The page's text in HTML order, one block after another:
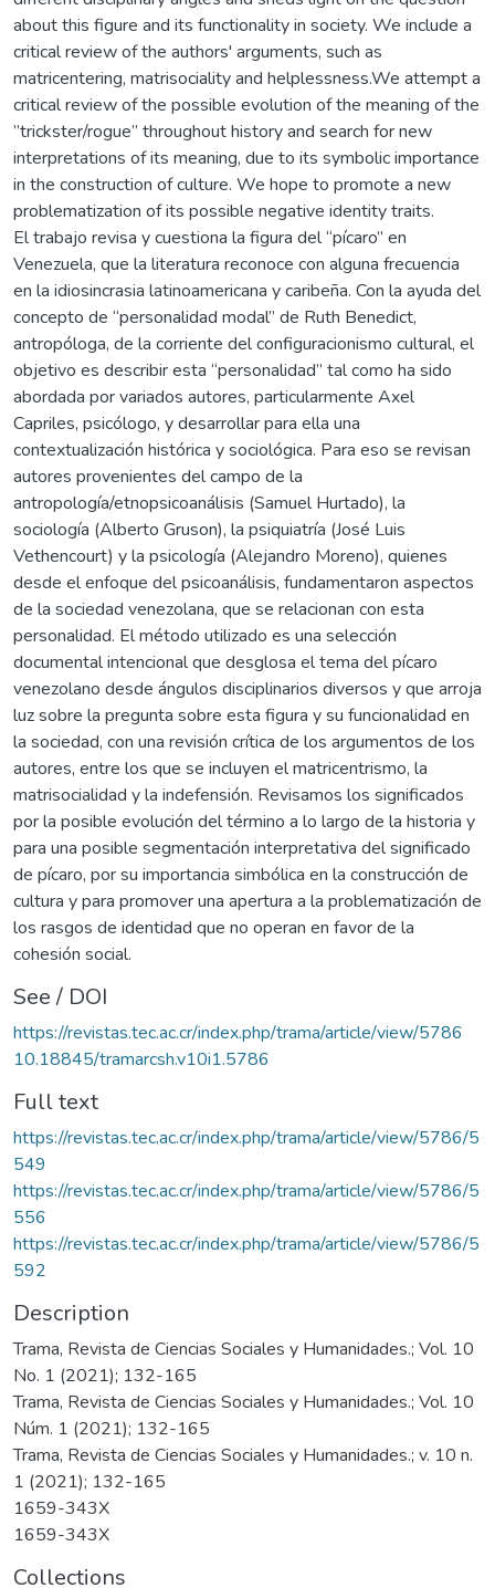
about this figure and its functionality in society. We include a
critical review of the authors' arguments, such as
matricentering, matrisociality and helplessness.We attempt a
critical review of the possible evolution of the meaning of the
”trickster/rogue” throughout history and search for new
interpretations of its meaning, due to its symbolic importance
in the construction of culture. We hope to promote a new
problematization of its possible negative identity traits.
El trabajo revisa y cuestiona la figura del “pícaro” en
Venezuela, que la literatura reconoce con alguna frecuencia
en la idiosincrasia latinoamericana y caribeña. Con la ayuda del
concepto de “personalidad modal” de Ruth Benedict,
antropóloga, de la corriente del configuracionismo cultural, el
objetivo es describir esta “personalidad” tal como ha sido
abordada por variados autores, particularmente Axel
Capriles, psicólogo, y desarrollar para ella una
contextualización histórica y sociológica. Para eso se revisan
autores provenientes del campo de la
antropología/etnopsicoanálisis (Samuel Hurtado), la
sociología (Alberto Gruson), la psiquiatría (José Luis
Vethencourt) y la psicología (Alejandro Moreno), quienes
desde el enfoque del psicoanálisis, fundamentaron aspectos
de la sociedad venezolana, que se relacionan con esta
personalidad. El método utilizado es una selección
documental intencional que desglosa el tema del pícaro
venezolano desde ángulos disciplinarios diversos y que arroja
luz sobre la pregunta sobre esta figura y su funcionalidad en
la sociedad, con una revisión crítica de los argumentos de los
autores, entre los que se incluyen el matricentrismo, la
matrisocialidad y la indefensión. Revisamos los significados
por la posible evolución del término a lo largo de la historia y
para una posible segmentación interpretativa del significado
de pícaro, por su importancia simbólica en la construcción de
cultura y para promover una apertura a la problematización de
los rasgos de identidad que no operan en favor de la
cohesión social.
See / DOI
https://revistas.tec.ac.cr/index.php/trama/article/view/5786
10.18845/tramarcsh.v10i1.5786
Full text
https://revistas.tec.ac.cr/index.php/trama/article/view/5786/5
549
https://revistas.tec.ac.cr/index.php/trama/article/view/5786/5
556
https://revistas.tec.ac.cr/index.php/trama/article/view/5786/5
592
Description
Trama, Revista de Ciencias Sociales y Humanidades.; Vol. 10
No. 1 (2021); 132-165
Trama, Revista de Ciencias Sociales y Humanidades.; Vol. 10
Núm. 1 (2021); 132-165
Trama, Revista de Ciencias Sociales y Humanidades.; v. 10 n.
1 (2021); 132-165
1659-343X
1659-343X
Collections